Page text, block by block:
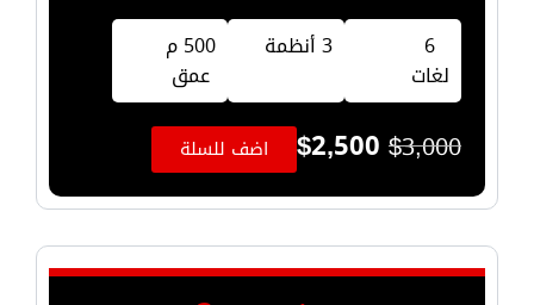
6
لغات
3 أنظمة
500 م
عمق
$3,000
$2,500 اضف للسلة